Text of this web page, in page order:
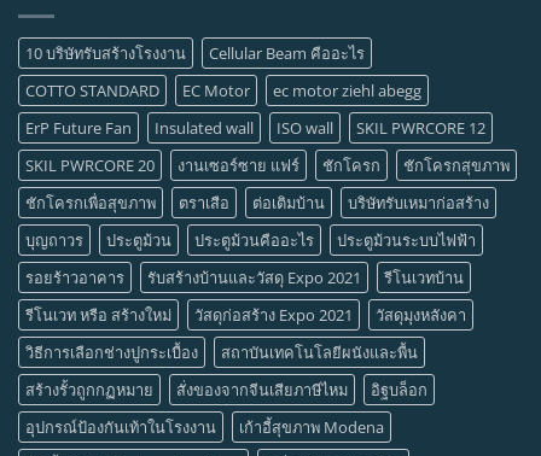
10 บริษัทรับสร้างโรงงาน
Cellular Beam คืออะไร
COTTO STANDARD
EC Motor
ec motor ziehl abegg
ErP Future Fan
Insulated wall ISO wall
SKIL PWRCORE 12
SKIL PWRCORE 20
งานเซอร์ซาย แฟร์ ชักโครก
ชักโครกสุขภาพ
ชักโครกเพื่อสุขภาพ
ตราเสือ ต่อเติมบ้าน
บริษัทรับเหมาก่อสร้าง
บุญถาวร
ประตูม้วน ประตูม้วนคืออะไร
ประตูม้วนระบบไฟฟ้า
รอยร้าวอาคาร
รับสร้างบ้านและวัสดุ Expo 2021
รีโนเวทบ้าน
รีโนเวท หรือ สร้างใหม่
วัสดุก่อสร้าง Expo 2021
วัสดุมุงหลังคา
วิธีการเลือกช่างปูกระเบื้อง
สถาบันเทคโนโลยีผนังและพื้น
สร้างรั้วถูกกฏหมาย
สั่งของจากจีนเสียภาษีไหม
อิฐบล็อก
อุปกรณ์ป้องกันเท้าในโรงงาน
เก้าอี้สุขภาพ Modena